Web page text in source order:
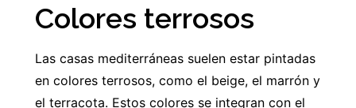
Colores terrosos
Las casas mediterráneas suelen estar pintadas
en colores terrosos, como el beige, el marrón y
el terracota. Estos colores se integran con el